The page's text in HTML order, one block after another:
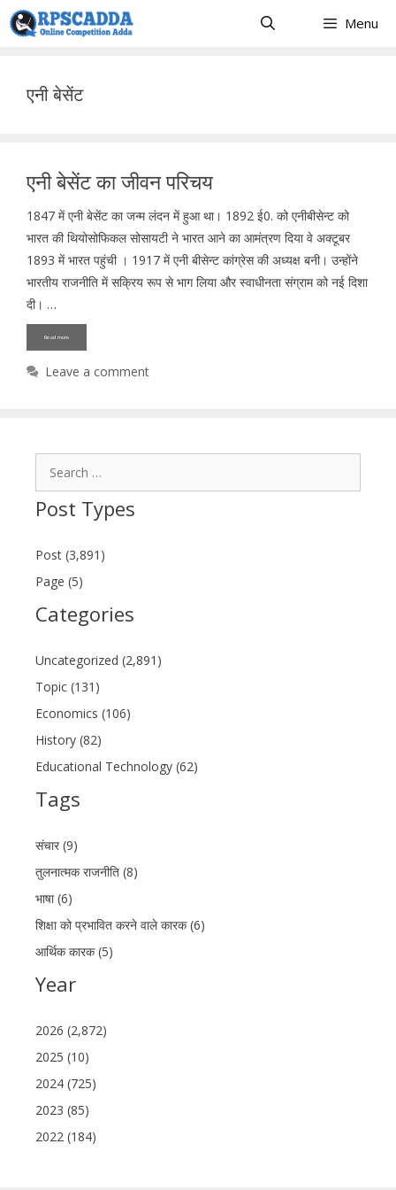
Skip
to
Menu
एनी बेसेंट
एनी बेसेंट का जीवन परिचय
1847 में एनी बेसेंट का जन्म लंदन में हुआ था। 1892 ई0. को एनीबीसेन्ट को
भारत की थियोसोफिकल सोसायटी ने भारत आने का आमंत्रण दिया वे अक्टूबर
1893 में भारत पहुंची । 1917 में एनी बीसेन्ट कांग्रेस की अध्यक्ष बनी। उन्होंने
भारतीय राजनीति में सक्रिय रूप से भाग लिया और स्वाधीनता संग्राम को नई दिशा
दी। …
Read more
Leave a comment
Post Types
Post (3,891)
Page (5)
Categories
Uncategorized (2,891)
Topic (131)
Economics (106)
History (82)
Educational Technology (62)
Tags
संचार (9)
तुलनात्मक राजनीति (8)
भाषा (6)
शिक्षा को प्रभावित करने वाले कारक (6)
आर्थिक कारक (5)
Year
2026 (2,872)
2025 (10)
2024 (725)
2023 (85)
2022 (184)